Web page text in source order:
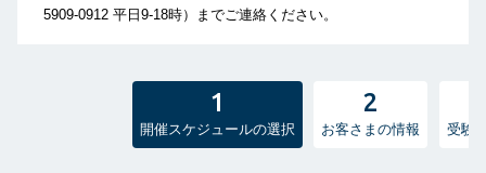
5909-0912 平日9-18時）までご連絡ください。
1
開催スケジュールの選択
2
お客さまの情報 受験